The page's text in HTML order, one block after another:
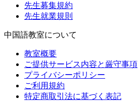
先生募集規約
先生就業規則
中国語教室について
教室概要
ご提供サービス内容と厳守事項
プライバシーポリシー
ご利用規約
特定商取引法に基づく表記